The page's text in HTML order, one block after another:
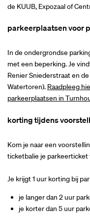
de KUUB, Expozaal of
parkeerplaatsen voor
In de ondergrondse
met een beperking. Je
Renier Sniederstraat en
Watertoren). Raadpleeg
parkeerplaatsen in
korting tijdens
Kom je naar een
ticketbalie je parkeerticket
Je krijgt 1 uur korting bij
je langer dan 2 uur
je korter dan 5 uur